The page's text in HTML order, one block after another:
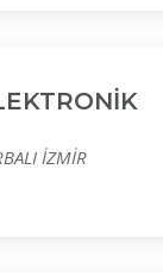
İZMİR